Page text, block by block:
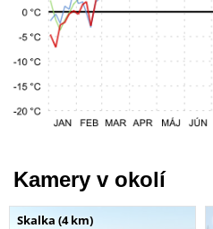
Kamery v okolí
Skalka (4 km)